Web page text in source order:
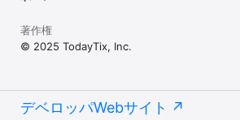
著作権
© 2025 TodayTix, Inc.
デベロッパWebサイト